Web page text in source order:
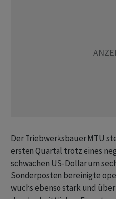
Der Triebwerksbauer MTU
ersten Quartal trotz eines
schwachen US-Dollar um
Sonderposten bereinigte
wuchs ebenso stark und